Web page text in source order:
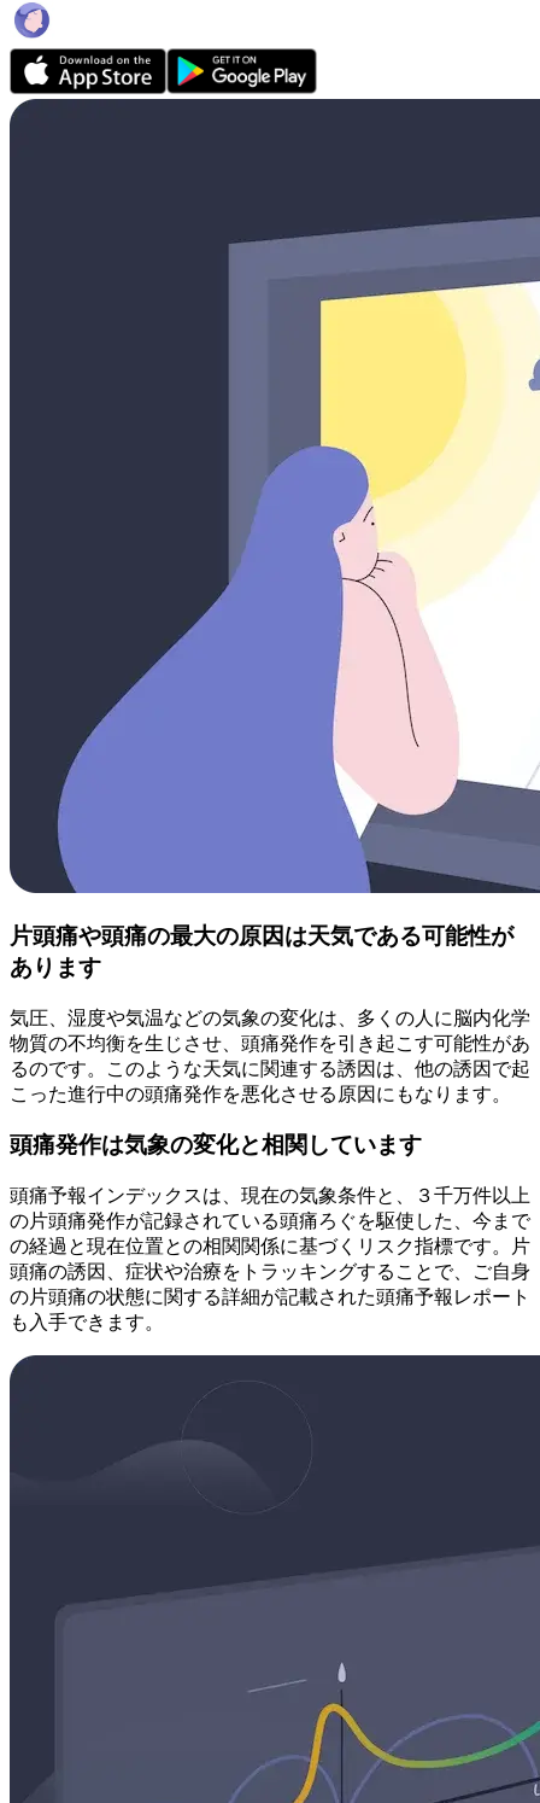
片頭痛や頭痛の最大の原因は天気である可能性が
あります
気圧、湿度や気温などの気象の変化は、多くの人に脳内化学
物質の不均衡を生じさせ、頭痛発作を引き起こす可能性があ
るのです。このような天気に関連する誘因は、他の誘因で起
こった進行中の頭痛発作を悪化させる原因にもなります。
頭痛発作は気象の変化と相関しています
頭痛予報インデックスは、現在の気象条件と、３千万件以上
の片頭痛発作が記録されている頭痛ろぐを駆使した、今まで
の経過と現在位置との相関関係に基づくリスク指標です。片
頭痛の誘因、症状や治療をトラッキングすることで、ご自身
の片頭痛の状態に関する詳細が記載された頭痛予報レポート
も入手できます。